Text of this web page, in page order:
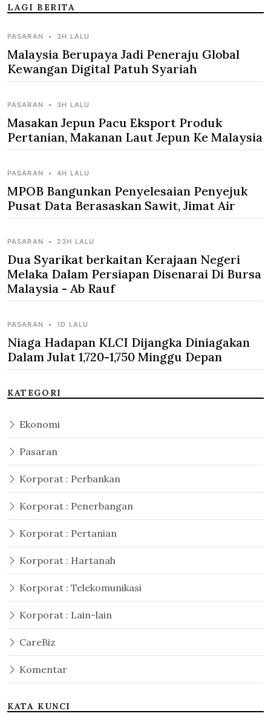
LAGI BERITA
PASARAN • 3H LALU
Malaysia Berupaya Jadi Peneraju Global
Kewangan Digital Patuh Syariah
PASARAN • 3H LALU
Masakan Jepun Pacu Eksport Produk
Pertanian, Makanan Laut Jepun Ke Malaysia
PASARAN • 4H LALU
MPOB Bangunkan Penyelesaian Penyejuk
Pusat Data Berasaskan Sawit, Jimat Air
PASARAN • 23H LALU
Dua Syarikat berkaitan Kerajaan Negeri
Melaka Dalam Persiapan Disenarai Di Bursa
Malaysia - Ab Rauf
PASARAN • 1D LALU
Niaga Hadapan KLCI Dijangka Diniagakan
Dalam Julat 1,720-1,750 Minggu Depan
KATEGORI
Ekonomi
Pasaran
Korporat : Perbankan
Korporat : Penerbangan
Korporat : Pertanian
Korporat : Hartanah
Korporat : Telekomunikasi
Korporat : Lain-lain
CareBiz
Komentar
KATA KUNCI